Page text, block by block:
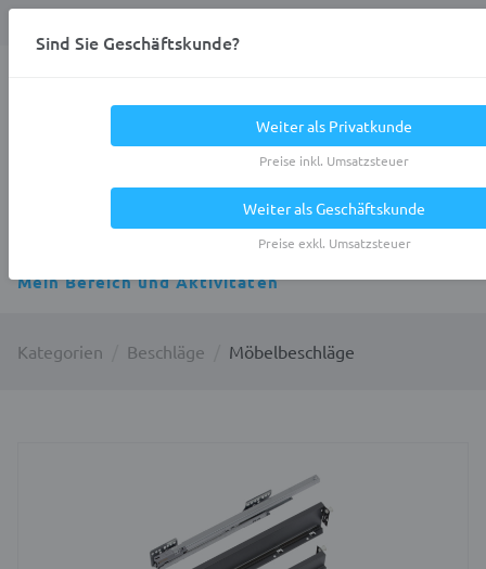
Mein Bereich und Aktivitäten
Kategorien Beschläge Möbelbeschläge
Sind Sie Geschäftskunde?
Weiter als Privatkunde
Preise inkl. Umsatzsteuer
Weiter als Geschäftskunde
Preise exkl. Umsatzsteuer